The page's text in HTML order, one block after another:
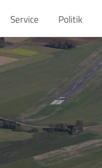
Service Politik